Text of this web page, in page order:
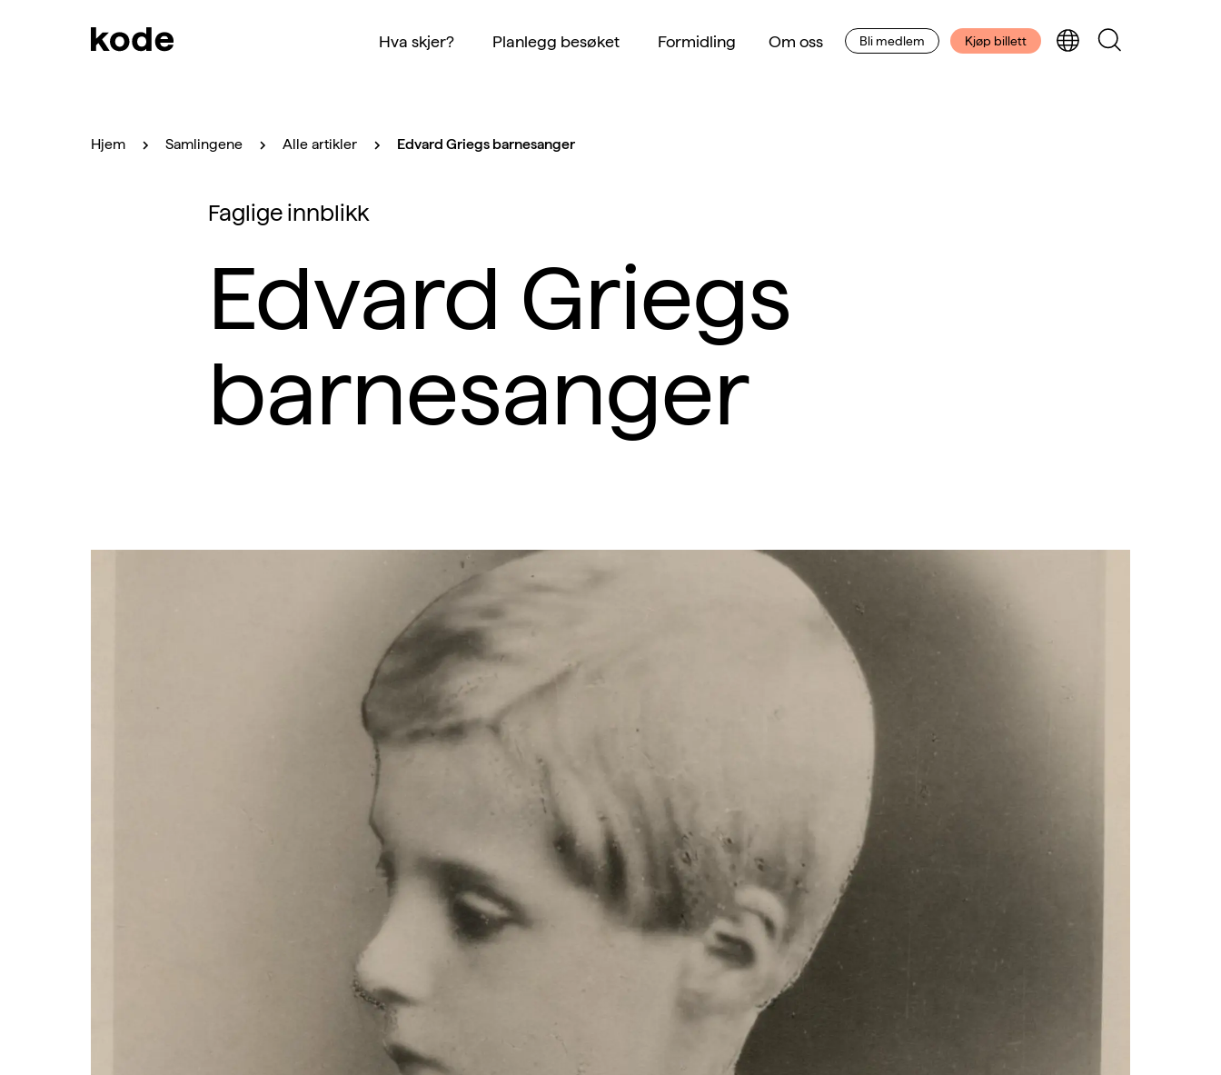
Hva skjer? Planlegg besøket Formidling Om oss Bli medlem Kjøp billett
Hjem Samlingene Alle artikler Edvard Griegs barnesanger
Faglige innblikk
Edvard Griegs
barnesanger